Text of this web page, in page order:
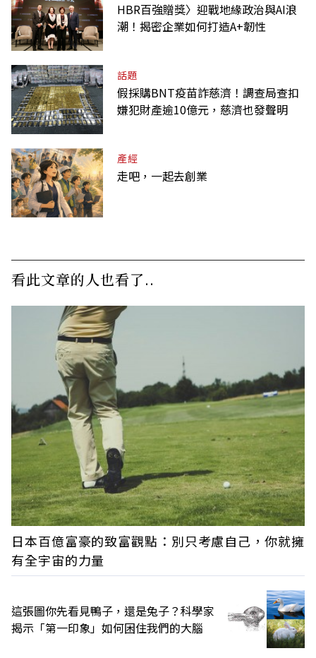
HBR百強贈獎〉迎戰地緣政治與AI浪
潮！揭密企業如何打造A+韌性
話題
假採購BNT疫苗詐慈濟！調查局查扣
嫌犯財產逾10億元，慈濟也發聲明
產經
走吧，一起去創業
看此文章的人也看了..
日本百億富豪的致富觀點：別只考慮自己，你就擁
有全宇宙的力量
這張圖你先看見鴨子，還是兔子？科學家
揭示「第一印象」如何困住我們的大腦